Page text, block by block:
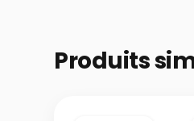
Produits